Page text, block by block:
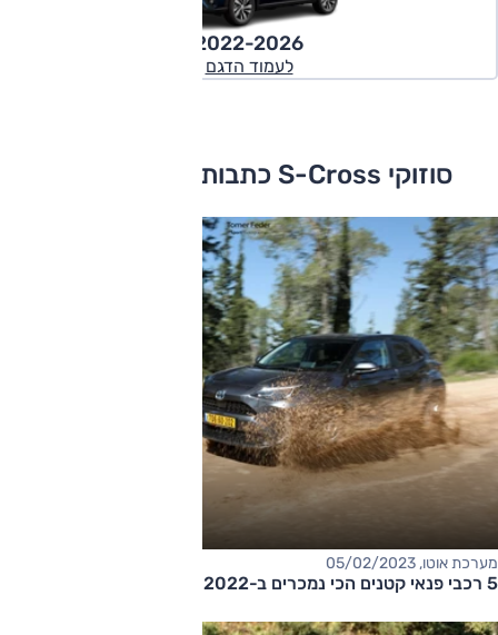
2022-2026
לעמוד הדגם
סוזוקי S-Cross כתבות ומבחני דרכים
מערכת אוטו, 05/02/2023
5 רכבי פנאי קטנים הכי נמכרים ב-2022